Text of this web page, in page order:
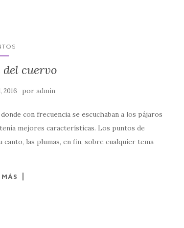
cuervo
2016 por admin
con frecuencia se escuchaban a los pájaros
mejores características. Los puntos de
las plumas, en fin, sobre cualquier tema